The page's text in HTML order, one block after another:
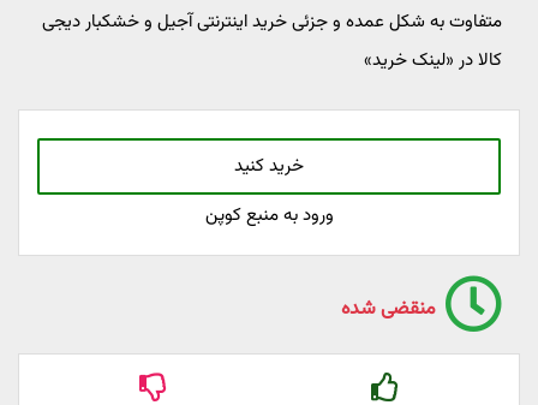
متفاوت به شکل عمده و جزئی خرید اینترنتی آجیل و خشکبار دیجی
کالا در «لینک خرید»
خرید کنید
ورود به منبع کوپن
منقضی شده